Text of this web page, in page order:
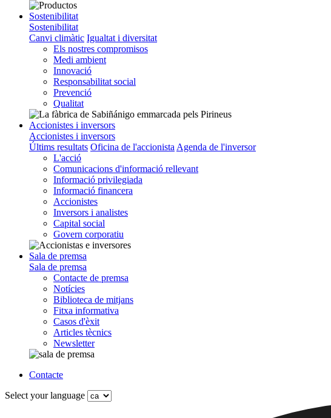
Sostenibilitat
Sostenibilitat
Canvi climàtic Igualtat i diversitat
Els nostres compromisos
Medi ambient
Innovació
Responsabilitat social
Prevenció
Qualitat
Accionistes i inversors
Accionistes i inversors
Últims resultats Oficina de l'accionista Agenda de l'inversor
L'acció
Comunicacions d'informació rellevant
Informació privilegiada
Informació financera
Accionistes
Inversors i analistes
Capital social
Govern corporatiu
Sala de premsa
Sala de premsa
Contacte de premsa
Notícies
Biblioteca de mitjans
Fitxa informativa
Casos d'èxit
Articles tècnics
Newsletter
Contacte
Select your language